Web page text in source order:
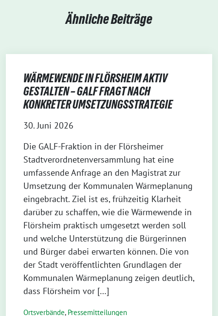
Ähnliche Beiträge
WÄRMEWENDE IN FLÖRSHEIM AKTIV
GESTALTEN – GALF FRAGT NACH
KONKRETER UMSETZUNGSSTRATEGIE
30. Juni 2026
Die GALF-Fraktion in der Flörsheimer
Stadtverordnetenversammlung hat eine
umfassende Anfrage an den Magistrat zur
Umsetzung der Kommunalen Wärmeplanung
eingebracht. Ziel ist es, frühzeitig Klarheit
darüber zu schaffen, wie die Wärmewende in
Flörsheim praktisch umgesetzt werden soll
und welche Unterstützung die Bürgerinnen
und Bürger dabei erwarten können. Die von
der Stadt veröffentlichten Grundlagen der
Kommunalen Wärmeplanung zeigen deutlich,
dass Flörsheim vor […]
Ortsverbände, Pressemitteilungen